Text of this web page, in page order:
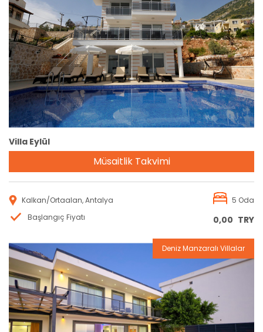
Rezervasyon
Villa Eylül
Müsaitlik Takvimi
Kalkan/Ortaalan, Antalya
5 Oda
Başlangıç Fiyatı
0,00 TRY
Rezervasyon
Deniz Manzaralı Villalar